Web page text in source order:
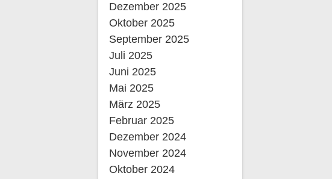
Dezember 2025
Oktober 2025
September 2025
Juli 2025
Juni 2025
Mai 2025
März 2025
Februar 2025
Dezember 2024
November 2024
Oktober 2024